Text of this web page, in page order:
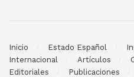
Inicio Estado Español
Internacional
Artículos
Editoriales
Publicaciones